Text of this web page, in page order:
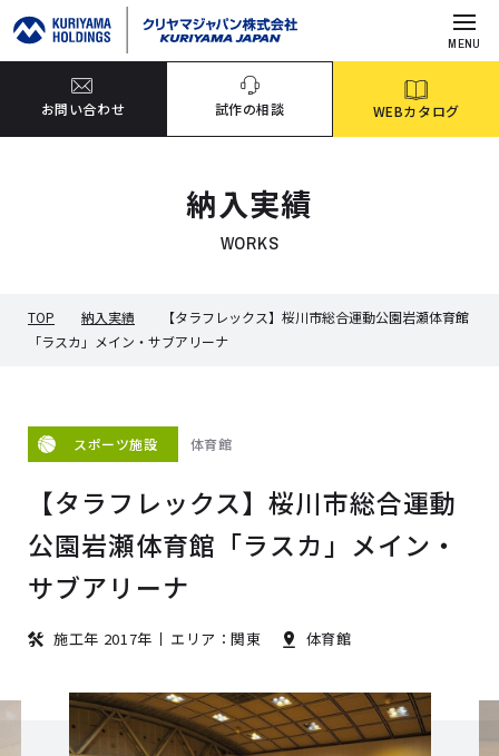
MENU
お問い合わせ 試作の相談 WEBカタログ
納入実績
WORKS
TOP 納入実績
【タラフレックス】桜川市総合運動公園岩瀬体育館
「ラスカ」メイン・サブアリーナ
スポーツ施設 体育館
【タラフレックス】桜川市総合運動
公園岩瀬体育館「ラスカ」メイン・
サブアリーナ
施工年 2017年 エリア：関東 体育館